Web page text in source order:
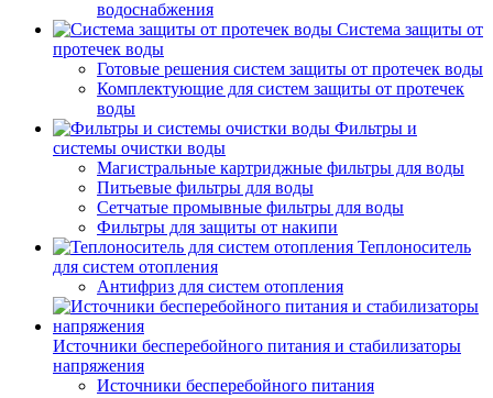
водоснабжения
Система защиты от
протечек воды
Готовые решения систем защиты от протечек воды
Комплектующие для систем защиты от протечек
воды
Фильтры и
системы очистки воды
Магистральные картриджные фильтры для воды
Питьевые фильтры для воды
Сетчатые промывные фильтры для воды
Фильтры для защиты от накипи
Теплоноситель
для систем отопления
Антифриз для систем отопления
Источники бесперебойного питания и стабилизаторы
напряжения
Источники бесперебойного питания